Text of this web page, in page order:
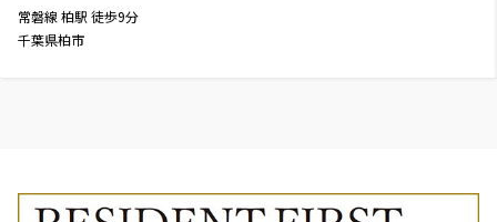
常磐線 柏駅 徒歩9分
千葉県柏市